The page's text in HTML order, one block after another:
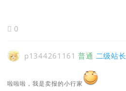
0
p1344261161 普通 二级站长
啦啦啦，我是卖报的小行家